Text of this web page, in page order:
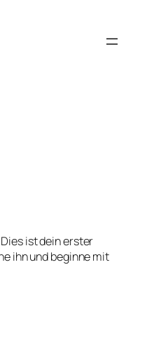
ist dein erster
ihn und beginne mit